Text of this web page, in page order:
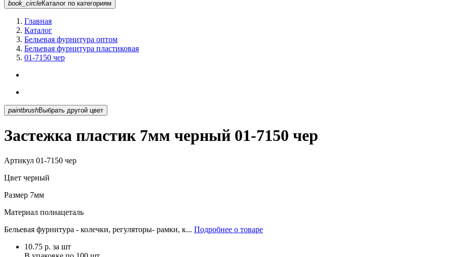
book_circleКаталог по категориям
Главная
Каталог
Бельевая фурнитура оптом
Бельевая фурнитура пластиковая
01-7150 чер
paintbrush Выбрать другой цвет
Застежка пластик 7мм черный 01-7150 чер
Артикул 01-7150 чер
Цвет черный
Размер 7мм
Материал полиацеталь
Бельевая фурнитура - колечки, регуляторы- рамки, к... Подробнее о товаре
10.75 р. за шт